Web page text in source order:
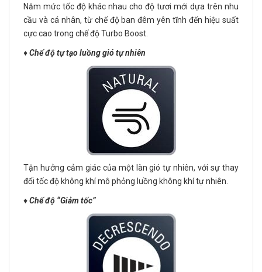
Năm mức tốc độ khác nhau cho độ tươi mới dựa trên nhu
cầu và cá nhân, từ chế độ ban đêm yên tĩnh đến hiệu suất
cực cao trong chế độ Turbo Boost.
♦️Chế độ tự tạo luồng gió tự nhiên
Tận hưởng cảm giác của một làn gió tự nhiên, với sự thay
đổi tốc độ không khí mô phỏng luồng không khí tự nhiên.
♦️Chế độ “Giảm tốc”